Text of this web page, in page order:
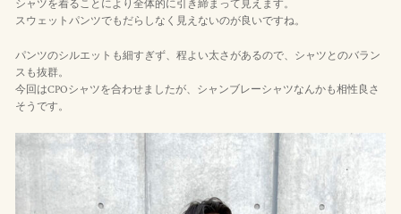
シャツを着ることにより全体的に引き締まって見えます。
スウェットパンツでもだらしなく見えないのが良いですね。
パンツのシルエットも細すぎず、程よい太さがあるので、シャツとのバラン
スも抜群。
今回はCPOシャツを合わせましたが、シャンブレーシャツなんかも相性良さ
そうです。